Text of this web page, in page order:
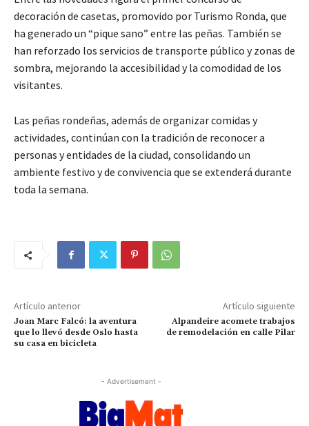
decoración de casetas, promovido por Turismo Ronda, que
ha generado un “pique sano” entre las peñas. También se
han reforzado los servicios de transporte público y zonas de
sombra, mejorando la accesibilidad y la comodidad de los
visitantes.
Las peñas rondeñas, además de organizar comidas y
actividades, continúan con la tradición de reconocer a
personas y entidades de la ciudad, consolidando un
ambiente festivo y de convivencia que se extenderá durante
toda la semana.
Artículo anterior
Joan Marc Falcó: la aventura
que lo llevó desde Oslo hasta
su casa en bicicleta
Artículo siguiente
Alpandeire acomete trabajos
de remodelación en calle Pilar
- Advertisement -